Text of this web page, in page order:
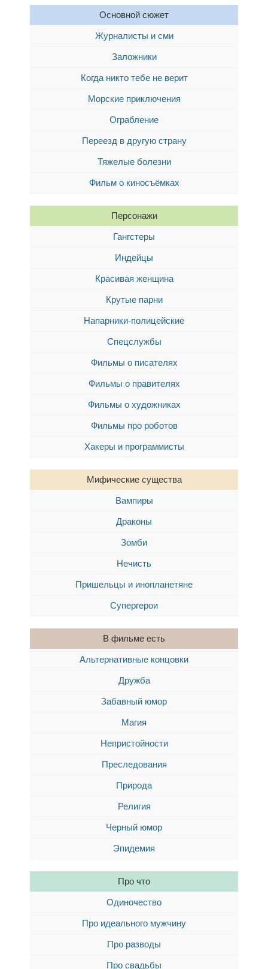
Основной сюжет
Журналисты и сми
Заложники
Когда никто тебе не верит
Морские приключения
Ограбление
Переезд в другую страну
Тяжелые болезни
Фильм о киносъёмках
Персонажи
Гангстеры
Индейцы
Красивая женщина
Крутые парни
Напарники-полицейские
Спецслужбы
Фильмы о писателях
Фильмы о правителях
Фильмы о художниках
Фильмы про роботов
Хакеры и программисты
Мифические существа
Вампиры
Драконы
Зомби
Нечисть
Пришельцы и инопланетяне
Супергерои
В фильме есть
Альтернативные концовки
Дружба
Забавный юмор
Магия
Непристойности
Преследования
Природа
Религия
Черный юмор
Эпидемия
Про что
Одиночество
Про идеального мужчину
Про разводы
Про свадьбы